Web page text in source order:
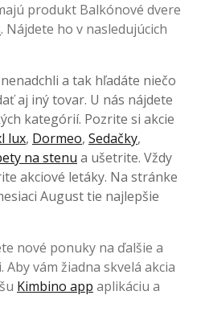
produkt Balkónové dvere
. Nájdete ho v nasledujúcich
a tak hľadáte niečo
aj iný tovar. U nás nájdete
kategórií. Pozrite si akcie
lux, Dormeo, Sedačky,
na stenu a ušetrite. Vždy
akciové letáky. Na stránke
August tie najlepšie
nové ponuky na ďalšie a
vám žiadna skvelá akcia
Kimbino app aplikáciu a